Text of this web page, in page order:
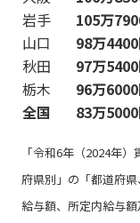
岩手
105万
山口
98万
秋田
97万
栃木
96万
全国
83万
「令和6年（2024年
府県別」の「都道府
給与額、所定内給与